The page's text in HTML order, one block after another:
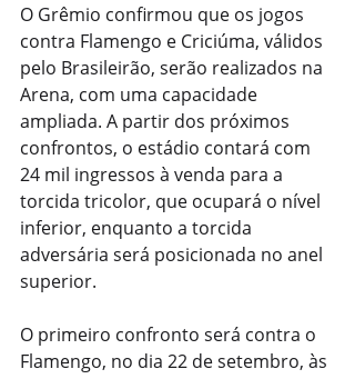
O Grêmio confirmou que os jogos
contra Flamengo e Criciúma, válidos
pelo Brasileirão, serão realizados na
Arena, com uma capacidade
ampliada. A partir dos próximos
confrontos, o estádio contará com
24 mil ingressos à venda para a
torcida tricolor, que ocupará o nível
inferior, enquanto a torcida
adversária será posicionada no anel
superior.
O primeiro confronto será contra o
Flamengo, no dia 22 de setembro, às